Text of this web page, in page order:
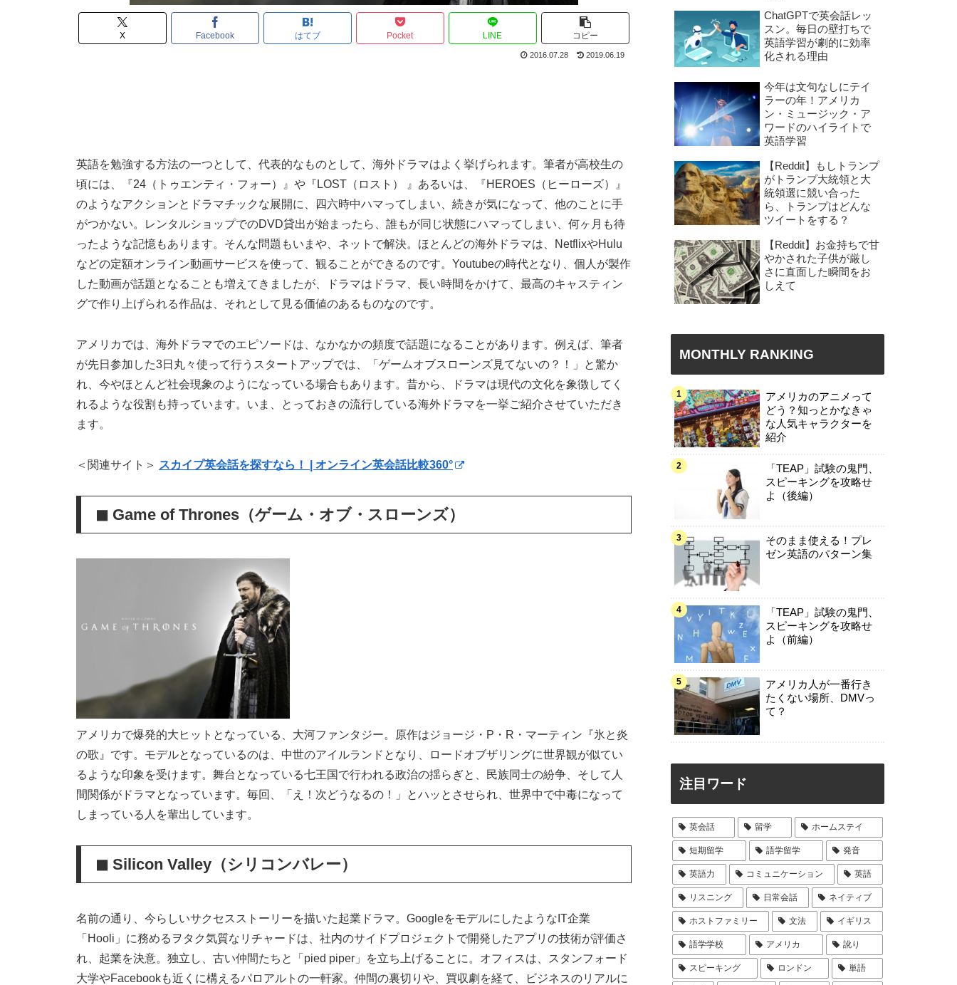
X Facebook はてブ Pocket LINE コピー
2016.07.28 2019.06.19
英語を勉強する方法の一つとして、代表的なものとして、海外ドラマはよく挙げられます。筆者が高校生の
頃には、『24（トゥエンティ・フォー）』や『LOST（ロスト） 』あるいは、『HEROES（ヒーローズ）』
のようなアクションとドラマチックな展開に、四六時中ハマってしまい、続きが気になって、他のことに手
がつかない。レンタルショップでのDVD貸出が始まったら、誰もが同じ状態にハマってしまい、何ヶ月も待
ったような記憶もあります。そんな問題もいまや、ネットで解決。ほとんどの海外ドラマは、NetflixやHulu
などの定額オンライン動画サービスを使って、観ることができるのです。Youtubeの時代となり、個人が製作
した動画が話題となることも増えてきましたが、ドラマはドラマ、長い時間をかけて、最高のキャスティン
グで作り上げられる作品は、それとして見る価値のあるものなのです。
アメリカでは、海外ドラマでのエピソードは、なかなかの頻度で話題になることがあります。例えば、筆者
が先日参加した3日丸々使って行うスタートアップでは、「ゲームオブスローンズ見てないの？！」と驚か
れ、今やほとんど社会現象のようになっている場合もあります。昔から、ドラマは現代の文化を象徴してく
れるような役割も持っています。いま、とっておきの流行している海外ドラマを一挙ご紹介させていただき
ます。
＜関連サイト＞ スカイプ英会話を探すなら！ | オンライン英会話比較360°
◼︎ Game of Thrones（ゲーム・オブ・スローンズ）
アメリカで爆発的大ヒットとなっている、大河ファンタジー。原作はジョージ・P・R・マーティン『氷と炎
の歌』です。モデルとなっているのは、中世のアイルランドとなり、ロードオブザリングに世界観が似てい
るような印象を受けます。舞台となっている七王国で行われる政治の揺らぎと、民族同士の紛争、そして人
間関係がドラマとなっています。毎回、「え！次どうなるの！」とハッとさせられ、世界中で中毒になって
しまっている人を輩出しています。
◼︎ Silicon Valley（シリコンバレー）
名前の通り、今らしいサクセスストーリーを描いた起業ドラマ。GoogleをモデルにしたようなIT企業
「Hooli」に務めるヲタク気質なリチャードは、社内のサイドプロジェクトで開発したアプリの技術が評価さ
れ、起業を決意。独立し、古い仲間たちと「pied piper」を立ち上げることに。オフィスは、スタンフォード
大学やFacebookも近くに構えるパロアルトの一軒家。仲間の裏切りや、買収劇を経て、ビジネスのリアルに
ChatGPTで英会話レッ
スン。毎日の壁打ちで
英語学習が劇的に効率
化される理由
今年は文句なしにテイ
ラーの年！アメリカ
ン・ミュージック・ア
ワードのハイライトで
英語学習
【Reddit】もしトランプ
がトランプ大統領と大
統領選に競い合った
ら、トランプはどんな
ツイートをする？
【Reddit】お金持ちで甘
やかされた子供が厳し
さに直面した瞬間をお
しえて
MONTHLY RANKING
アメリカのアニメって
どう？知っとかなきゃ
な人気キャラクターを
紹介
「TEAP」試験の鬼門、
スピーキングを攻略せ
よ（後編）
そのまま使える！プレ
ゼン英語のパターン集
「TEAP」試験の鬼門、
スピーキングを攻略せ
よ（前編）
アメリカ人が一番行き
たくない場所、DMVっ
て？
注目ワード
英会話 留学 ホームステイ
短期留学 語学留学 発音
英語力 コミュニケーション 英語
リスニング 日常会話 ネイティブ
ホストファミリー 文法 イギリス
語学学校 アメリカ 訛り
スピーキング ロンドン 単語